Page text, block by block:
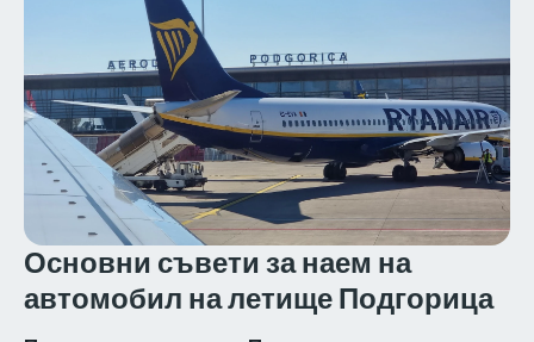
Основни съвети за наем на
автомобил на летище Подгорица